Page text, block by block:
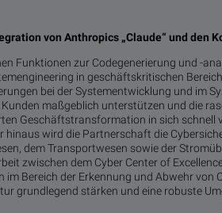
von Anthropics „Claude“ und den
Funktionen zur Codegenerierung und -
in geschäftskritischen
bei der Systementwicklung und im
maßgeblich unterstützen und die
Geschäftstransformation in sich schnell
hinaus wird die Partnerschaft die
dem Transportwesen sowie der
zwischen dem Cyber Center of
im Bereich der Erkennung und Abwehr von
grundlegend stärken und eine robuste